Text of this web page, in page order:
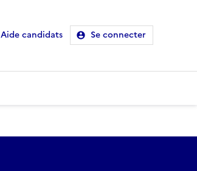
Aide candidats Se connecter